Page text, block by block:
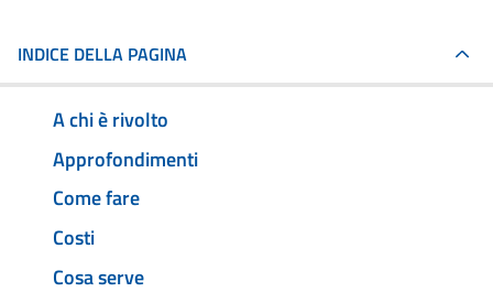
INDICE DELLA PAGINA
A chi è rivolto
Approfondimenti
Come fare
Costi
Cosa serve